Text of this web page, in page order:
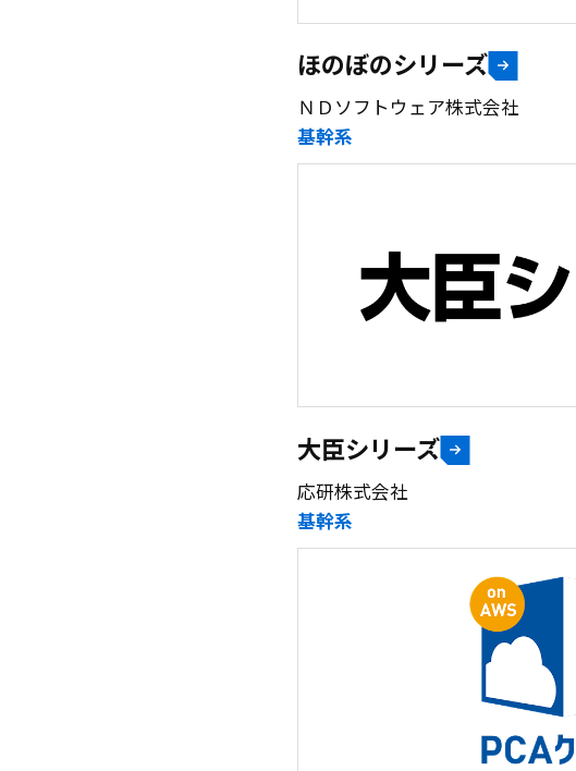
ほのぼのシリーズ
ＮＤソフトウェア株式会社
基幹系
大臣シリーズ
応研株式会社
基幹系